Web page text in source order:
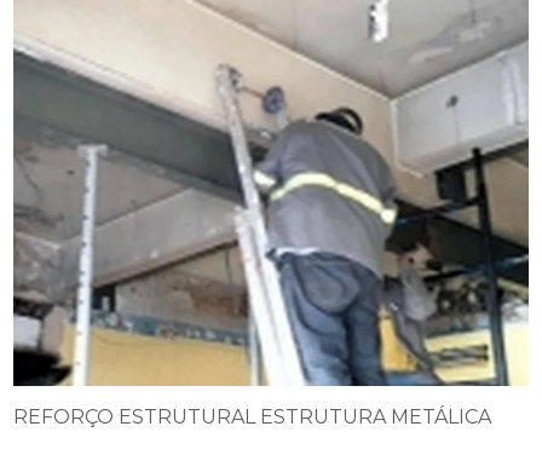
REFORÇO ESTRUTURAL ESTRUTURA METÁLICA